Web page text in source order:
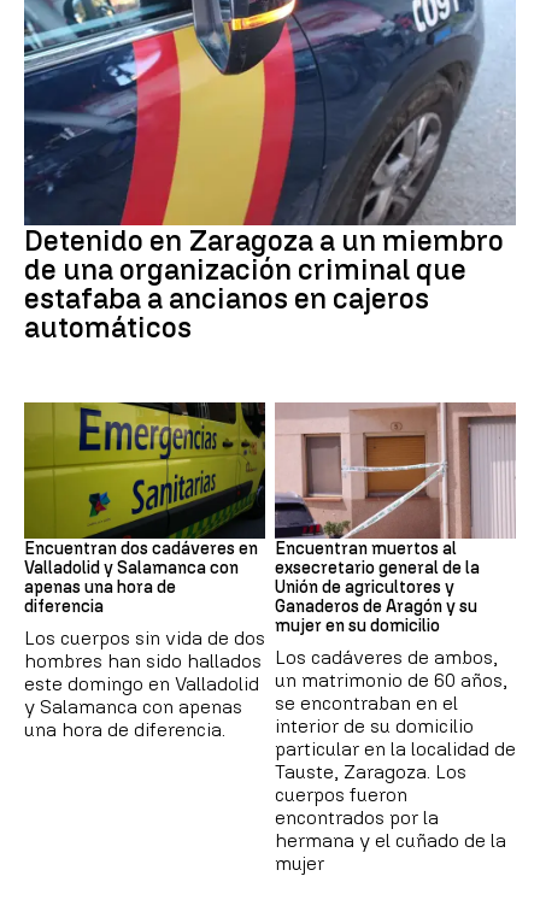
Detenido en Zaragoza a un miembro
de una organización criminal que
estafaba a ancianos en cajeros
automáticos
SUCESOS
Encuentran dos cadáveres en
Valladolid y Salamanca con
apenas una hora de
diferencia
Los cuerpos sin vida de dos
hombres han sido hallados
este domingo en Valladolid
y Salamanca con apenas
una hora de diferencia.
Muertes
Encuentran muertos al
exsecretario general de la
Unión de agricultores y
Ganaderos de Aragón y su
mujer en su domicilio
Los cadáveres de ambos,
un matrimonio de 60 años,
se encontraban en el
interior de su domicilio
particular en la localidad de
Tauste, Zaragoza. Los
cuerpos fueron
encontrados por la
hermana y el cuñado de la
mujer